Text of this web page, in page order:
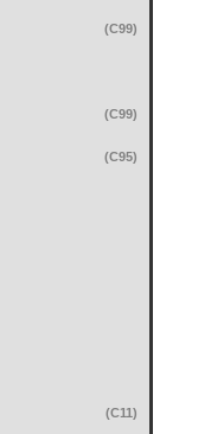
(C99)
(C99)
(C95)
(C11)